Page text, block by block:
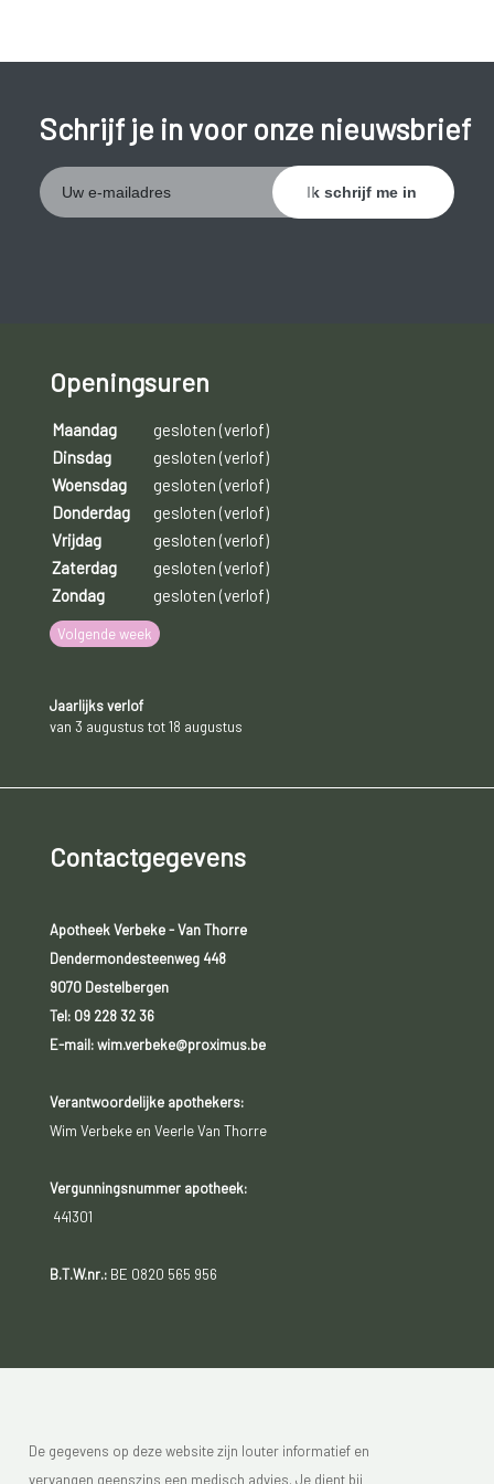
Schrijf je in voor onze nieuwsbrief
Openingsuren
Maandag
gesloten (verlof)
Dinsdag
gesloten (verlof)
Woensdag
gesloten (verlof)
Donderdag
gesloten (verlof)
Vrijdag
gesloten (verlof)
Zaterdag
gesloten (verlof)
Zondag
gesloten (verlof)
Volgende week
Jaarlijks verlof
van 3 augustus tot 18 augustus
Contactgegevens
Apotheek Verbeke - Van Thorre
Dendermondesteenweg 448
9070 Destelbergen
Tel: 09 228 32 36
E-mail: wim.verbeke@proximus.be
Verantwoordelijke apothekers:
Wim Verbeke en Veerle Van Thorre
Vergunningsnummer apotheek:
441301
B.T.W.nr.:BE 0820 565 956
De gegevens op deze website zijn louter informatief en
vervangen geenszins een medisch advies. Je dient bij